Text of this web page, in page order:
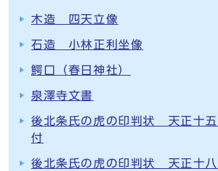
木造 四天立像
石造 小林正利坐像
鰐口（春日神社）
泉澤寺文書
後北条氏の虎の印判状 天正十五
付
後北条氏の虎の印判状 天正十八